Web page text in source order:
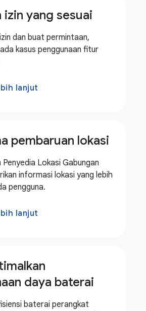
izin yang sesuai
dan buat permintaan,
kasus penggunaan fitur
lanjut
pembaruan lokasi
Penyedia Lokasi Gabungan
informasi lokasi yang lebih
pengguna.
lanjut
daya baterai
baterai perangkat